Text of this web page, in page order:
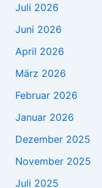
Juli 2026
Juni 2026
April 2026
März 2026
Februar 2026
Januar 2026
Dezember 2025
November 2025
Juli 2025